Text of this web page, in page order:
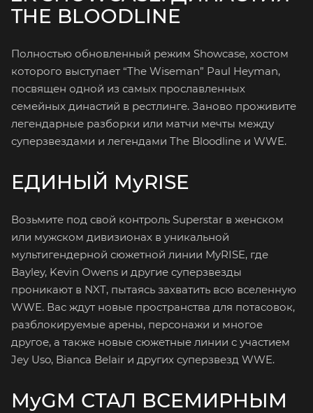
THE BLOODLINE
Полностью обновленный режим Showcase, хостом
которого выступает “The Wiseman” Paul Heyman,
посвящен одной из самых прославленных
семейных династий в рестлинге. Заново проживите
легендарные разборки или матчи мечты между
суперзвездами и легендами The Bloodline и WWE.
ЕДИНЫЙ MyRISE
Возьмите под свой контроль Superstar в женском
или мужском дивизионах в уникальной
мультигендерной сюжетной линии MyRISE, где
Bayley, Kevin Owens и другие суперзвезды
проникают в NXT, пытаясь захватить всю вселенную
WWE. Вас ждут новые пространства для потасовок,
разблокируемые арены, персонажи и многое
другое, а также новые сюжетные линии с участием
Jey Uso, Bianca Belair и других суперзвезд WWE.
MyGM СТАЛ ВСЕМИРНЫМ